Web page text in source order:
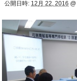
公開日時: 12月 22, 2016 @